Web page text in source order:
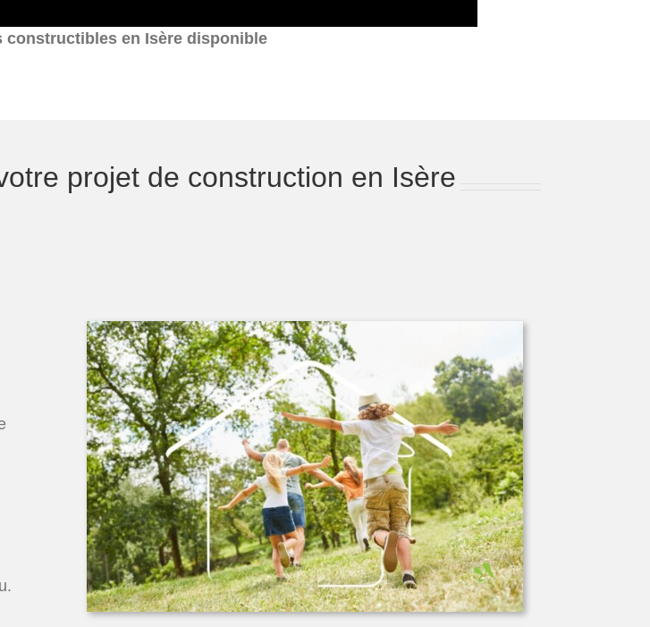
constructibles en Isère disponible
projet de construction en Isère